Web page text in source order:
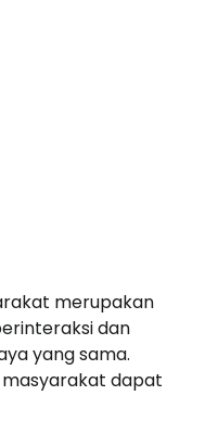
merupakan
dan
yang sama.
masyarakat dapat